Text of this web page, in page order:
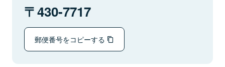
430-7717
郵便番号をコピーする